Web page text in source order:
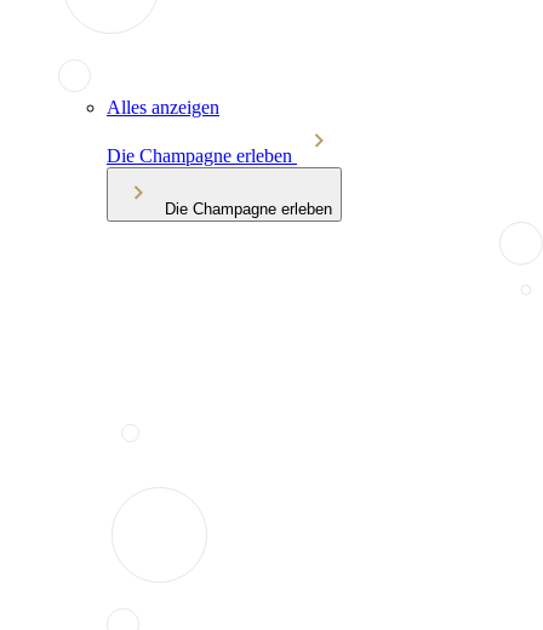
Alles anzeigen
Die Champagne erleben
Die Champagne erleben